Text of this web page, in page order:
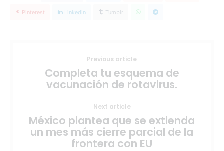
Pinterest Linkedin Tumblr
Previous article
Completa tu esquema de
vacunación de rotavirus.
Next article
México plantea que se extienda
un mes más cierre parcial de la
frontera con EU